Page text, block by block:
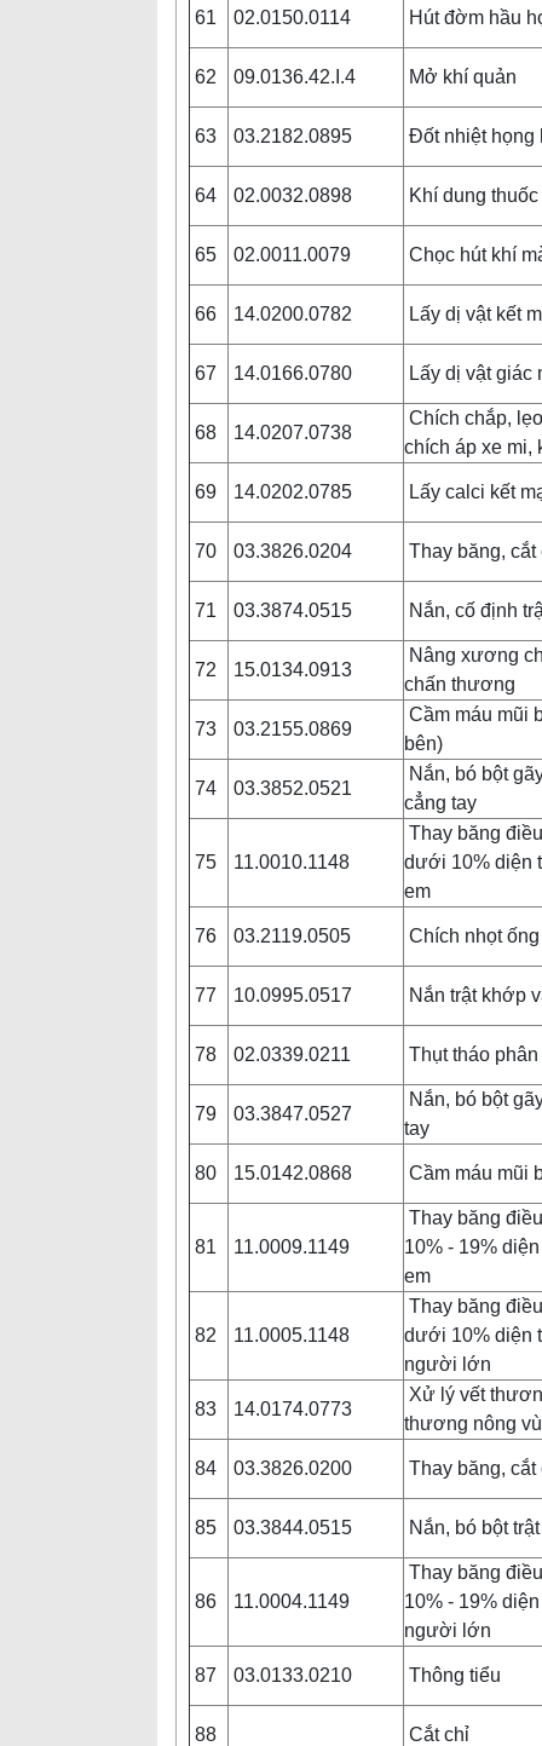
61 02.0150.0114 Hút đờm hầu
62 09.0136.42.I.4 Mở khí quản
63 03.2182.0895 Đốt nhiệt họng
64 02.0032.0898 Khí dung
65 02.0011.0079 Chọc hút khí
66 14.0200.0782 Lấy dị vật kết
67 14.0166.0780 Lấy dị vật giác
68 14.0207.0738
Chích chắp,
chích áp xe mi,
69 14.0202.0785 Lấy calci kết
70 03.3826.0204 Thay băng,
71 03.3874.0515 Nắn, cố định
72 15.0134.0913
Nâng xương
chấn thương
73 03.2155.0869
Cầm máu mũi
bên)
74 03.3852.0521
Nắn, bó bột
cẳng tay
75 11.0010.1148
Thay băng
dưới 10% diện
em
76 03.2119.0505 Chích nhọt
77 10.0995.0517 Nắn trật khớp
78 02.0339.0211 Thụt tháo phân
79 03.3847.0527
Nắn, bó bột
tay
80 15.0142.0868 Cầm máu mũi
81 11.0009.1149
Thay băng
10% - 19%
em
82 11.0005.1148
Thay băng
dưới 10% diện
người lớn
83 14.0174.0773
Xử lý vết
thương nông
84 03.3826.0200 Thay băng,
85 03.3844.0515 Nắn, bó bột
86 11.0004.1149
Thay băng
10% - 19%
người lớn
87 03.0133.0210 Thông tiểu
88 Cắt chỉ